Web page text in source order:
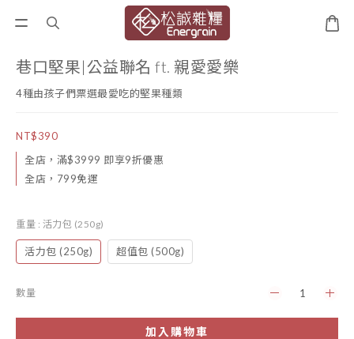
巷口堅果|公益聯名 ft. 親愛愛樂
4種由孩子們票選最愛吃的堅果種類
NT$390
全店，滿$3999 即享9折優惠
全店，799免運
重量 : 活力包 (250g)
活力包 (250g) 超值包 (500g)
數量
加入購物車